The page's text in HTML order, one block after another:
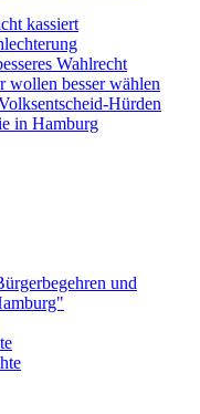
kassiert
Wahlrecht
wollen besser wählen
Hürden
in Hamburg
und